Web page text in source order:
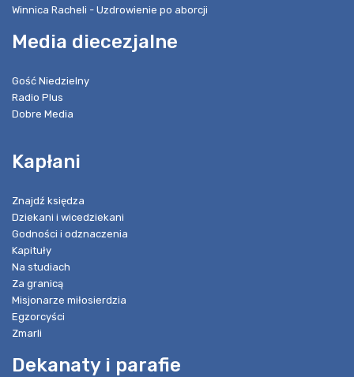
Winnica Racheli - Uzdrowienie po aborcji
Media diecezjalne
Gość Niedzielny
Radio Plus
Dobre Media
Kapłani
Znajdź księdza
Dziekani i wicedziekani
Godności i odznaczenia
Kapituły
Na studiach
Za granicą
Misjonarze miłosierdzia
Egzorcyści
Zmarli
Dekanaty i parafie